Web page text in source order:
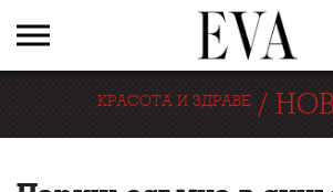
КРАСОТА И ЗДРАВЕ /